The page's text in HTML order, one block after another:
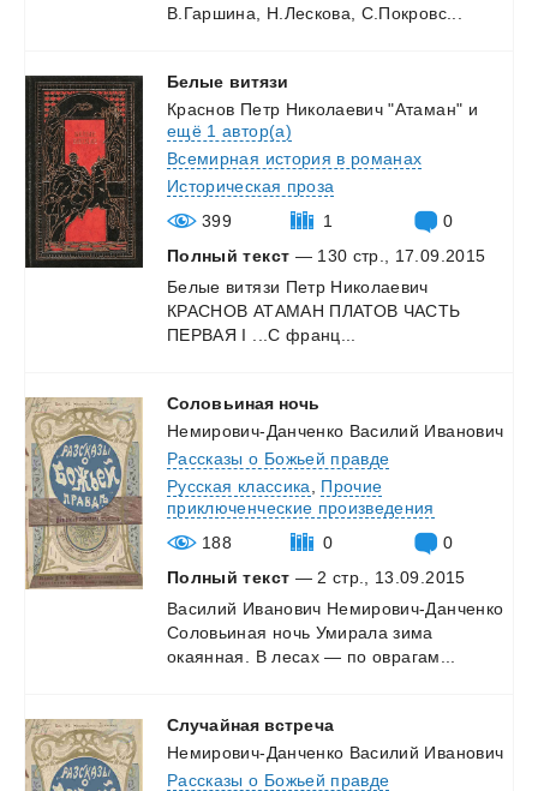
В.Гаршина,
Н.Лескова, С.Покровс...
Белые витязи
Краснов Петр Николаевич "Атаман" и
ещё 1 автор(а)
Всемирная история в романах
Историческая проза
399
1
0
Полный текст — 130 стр., 17.09.2015
Белые витязи Петр Hиколаевич
КРАСНОВ АТАМАН ПЛАТОВ ЧАСТЬ
ПЕРВАЯ I ...С франц...
Соловьиная ночь
Немирович-Данченко Василий Иванович
Рассказы о Божьей правде
Русская классика
Прочие
приключенческие произведения
188
0
0
Полный текст — 2 стр., 13.09.2015
Василий Иванович Немирович-Данченко
Соловьиная ночь Умирала зима
окаянная.
В лесах — по оврагам...
Случайная встреча
Немирович-Данченко Василий Иванович
Рассказы о Божьей правде